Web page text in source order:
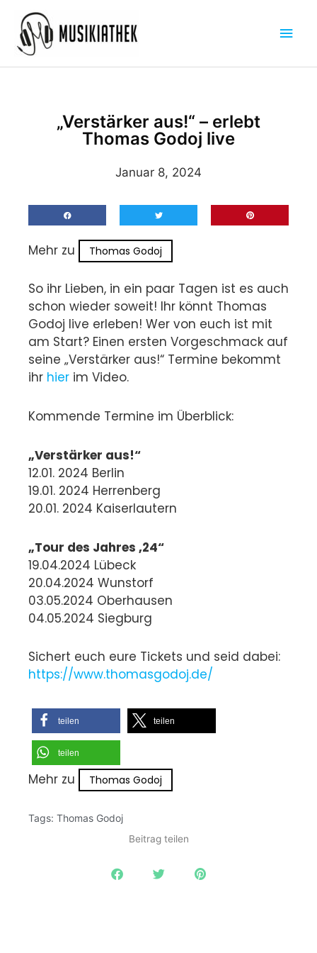
Inhalt
springen
„Verstärker aus!“ – erlebt
Thomas Godoj live
Januar 8, 2024
Mehr zu Thomas Godoj
So ihr Lieben, in ein paar Tagen ist es auch
schon wieder soweit! Ihr könnt Thomas
Godoj live erleben! Wer von euch ist mit
am Start? Einen ersten Vorgeschmack auf
seine „Verstärker aus!“ Termine bekommt
ihr hier im Video.
Kommende Termine im Überblick:
„Verstärker aus!“
12.01. 2024 Berlin
19.01. 2024 Herrenberg
20.01. 2024 Kaiserlautern
„Tour des Jahres ‚24“
19.04.2024 Lübeck
20.04.2024 Wunstorf
03.05.2024 Oberhausen
04.05.2024 Siegburg
Sichert euch eure Tickets und seid dabei:
https://www.thomasgodoj.de/
teilen teilen
teilen
Mehr zu Thomas Godoj
Tags: Thomas Godoj
Beitrag teilen